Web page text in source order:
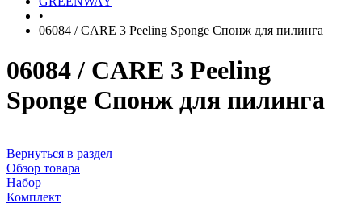
•
06084 / CARE 3 Peeling Sponge Спонж для пилинга
06084 / CARE 3 Peeling
Sponge Спонж для пилинга
Вернуться в раздел
Обзор товара
Набор
Комплект